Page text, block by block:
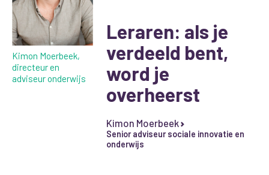
Kimon Moerbeek,
directeur en
adviseur onderwijs
Leraren: als je
verdeeld bent,
word je
overheerst
Kimon Moerbeek
Senior adviseur sociale innovatie en
onderwijs